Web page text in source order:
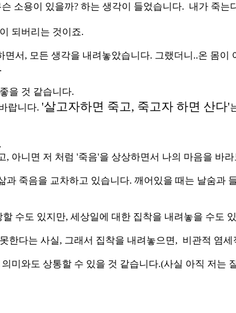
소용이 있을까? 하는 생각이 들었습니다. 내가 죽
되버리는 것이죠.
면서, 모든 생각을 내려놓았습니다. 그랬더니..온 몸이
을 것 같습니다.
랍니다. '살고자하면 죽고, 죽고자 하면 산다'
아니면 저 처럼 '죽음'을 상상하면서 나의 마음을 바
과 죽음을 교차하고 있습니다. 깨어있을 때는 날숨
수도 있지만, 세상일에 대한 집착을 내려놓을 수도
한다는 사실, 그래서 집착을 내려놓으면, 비관적 염
미와도 상통할 수 있을 것 같습니다.(사실 아직 저는